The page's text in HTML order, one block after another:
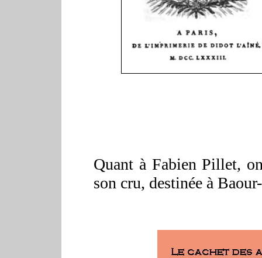
Quant à Fabien Pillet,
son cru, destinée à